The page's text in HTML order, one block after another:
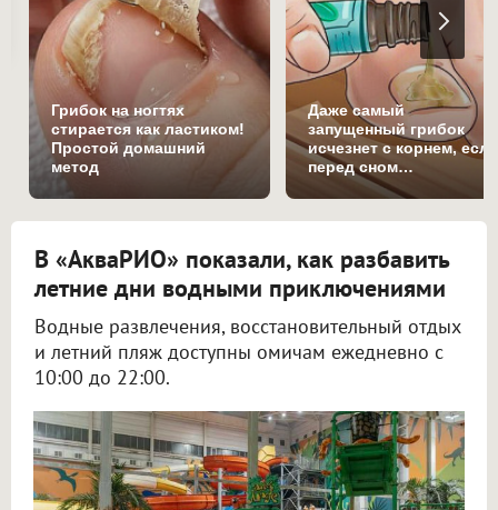
Грибок на ногтях
стирается как ластиком!
Простой домашний
метод
Даже самый
запущенный грибок
исчезнет с корнем,
перед сном…
В «АкваРИО» показали, как разбавить
летние дни водными приключениями
Водные развлечения, восстановительный отдых
и летний пляж доступны омичам ежедневно с
10:00 до 22:00.